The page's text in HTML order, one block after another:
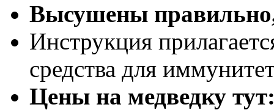
Высушены
Инструкция
средства для
Цены на медведку